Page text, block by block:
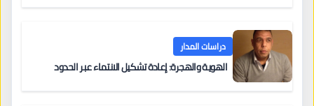
دراسات المدار
الهوية والهجرة: إعادة تشكيل الانتماء عبر الحدود